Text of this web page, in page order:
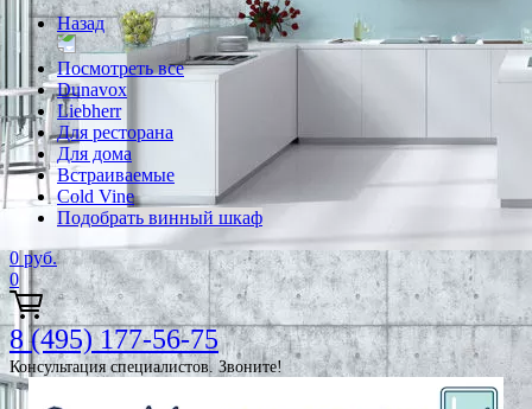
Назад
Посмотреть все
Dunavox
Liebherr
Для ресторана
Для дома
Встраиваемые
Cold Vine
Подобрать винный шкаф
0 руб.
0
8 (495) 177-56-75
Консультация специалистов. Звоните!